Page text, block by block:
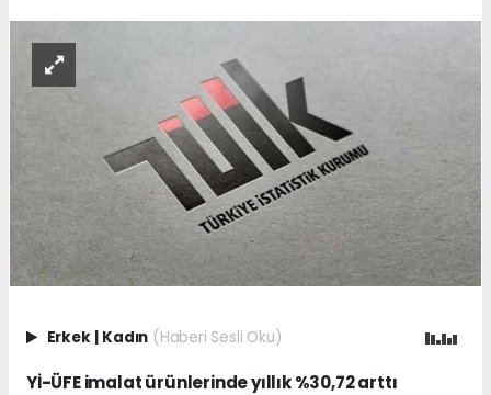
Erkek | Kadın (Haberi Sesli Oku)
Yİ-ÜFE imalat ürünlerinde yıllık %30,72 arttı